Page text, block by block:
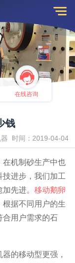
在线咨询
钱
器 时间：2019-04-04
在机制砂生产中也
进步，我们加工
加先进。移动鹅卵
根据不同用户的生
合用户需求的石
的移动型更强，